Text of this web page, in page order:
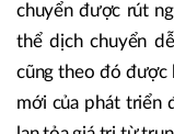
chuyển được rút
thể dịch chuyển
cũng theo đó được
mới của phát triển